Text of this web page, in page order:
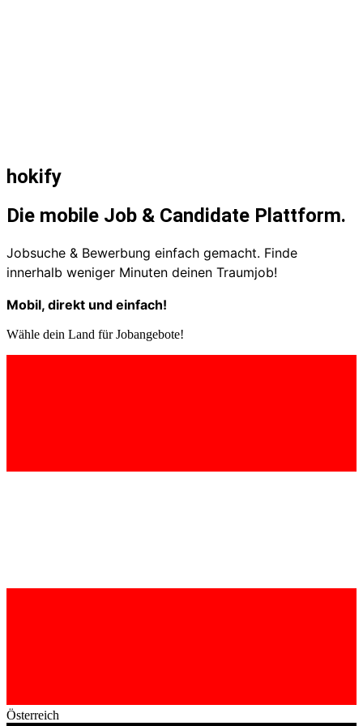
hokify
Die mobile Job & Candidate Plattform.
Jobsuche & Bewerbung einfach gemacht. Finde
innerhalb weniger Minuten deinen Traumjob!
Mobil, direkt und einfach!
Wähle dein Land für Jobangebote!
Österreich